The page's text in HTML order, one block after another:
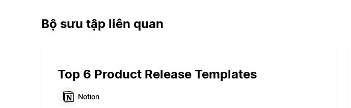
Bộ sưu tập liên quan
Top 6 Product Release Templates
Notion